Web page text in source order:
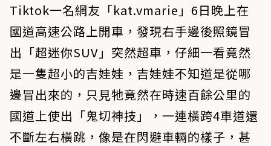
Tiktok一名網友「kat.vmarie」6日晚上在
國道高速公路上開車，發現右手邊後照鏡冒
出「超迷你SUV」突然超車，仔細一看竟然
是一隻超小的吉娃娃，吉娃娃不知道是從哪
邊冒出來的，只見牠竟然在時速百餘公里的
國道上使出「鬼切神技」，一連橫跨4車道還
不斷左右橫跳，像是在閃避車輛的樣子，甚